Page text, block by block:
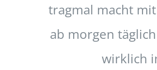
tragmal macht
ab morgen
wirklich